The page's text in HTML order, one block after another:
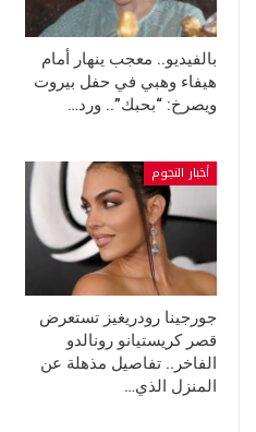
بالفيديو.. معجب ينهار أمام
هيفاء وهبي في حفل بيروت
ويصرخ: “بحبك”.. ورد…
أخبار النجوم
جورجينا رودريغيز تستعرض
قصر كريستيانو رونالدو
الفاخر.. تفاصيل مذهلة عن
المنزل الذي…